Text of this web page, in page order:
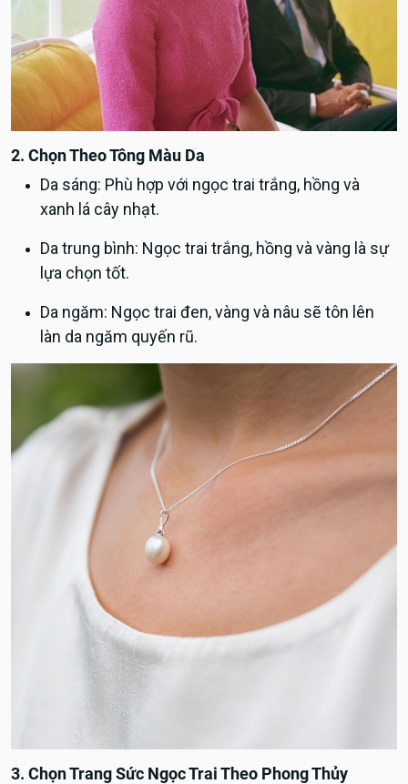
2. Chọn Theo Tông Màu Da
Da sáng: Phù hợp với ngọc trai trắng, hồng và
xanh lá cây nhạt.
Da trung bình: Ngọc trai trắng, hồng và vàng là sự
lựa chọn tốt.
Da ngăm: Ngọc trai đen, vàng và nâu sẽ tôn lên
làn da ngăm quyến rũ.
3. Chọn Trang Sức Ngọc Trai Theo Phong Thủy